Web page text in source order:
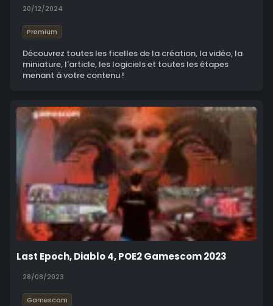
20/12/2024
Premium
Découvrez toutes les ficelles de la création, la vidéo, la
miniature, l'article, les logiciels et toutes les étapes
menant à votre contenu !
Last Epoch, Diablo 4, POE2 Gamescom 2023
28/08/2023
Gamescom